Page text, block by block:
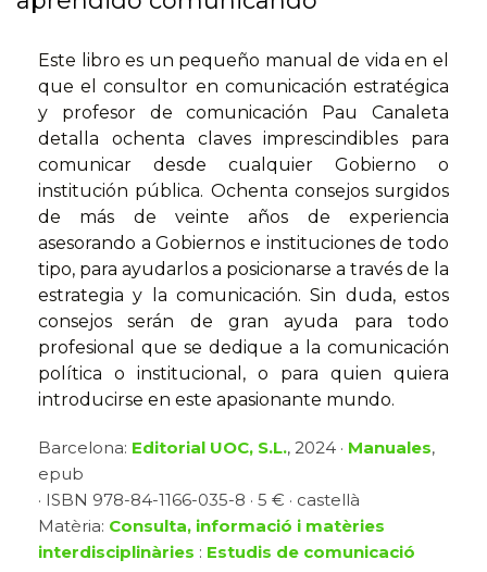
Este libro es un pequeño manual de vida en el
que el consultor en comunicación estratégica
y profesor de comunicación Pau Canaleta
detalla ochenta claves imprescindibles para
comunicar desde cualquier Gobierno o
institución pública. Ochenta consejos surgidos
de más de veinte años de experiencia
asesorando a Gobiernos e instituciones de todo
tipo, para ayudarlos a posicionarse a través de la
estrategia y la comunicación. Sin duda, estos
consejos serán de gran ayuda para todo
profesional que se dedique a la comunicación
política o institucional, o para quien quiera
introducirse en este apasionante mundo.
Barcelona: Editorial UOC, S.L., 2024 · Manuales,
epub
· ISBN 978-84-1166-035-8 · 5 € · castellà
Matèria: Consulta, informació i matèries
interdisciplinàries : Estudis de comunicació